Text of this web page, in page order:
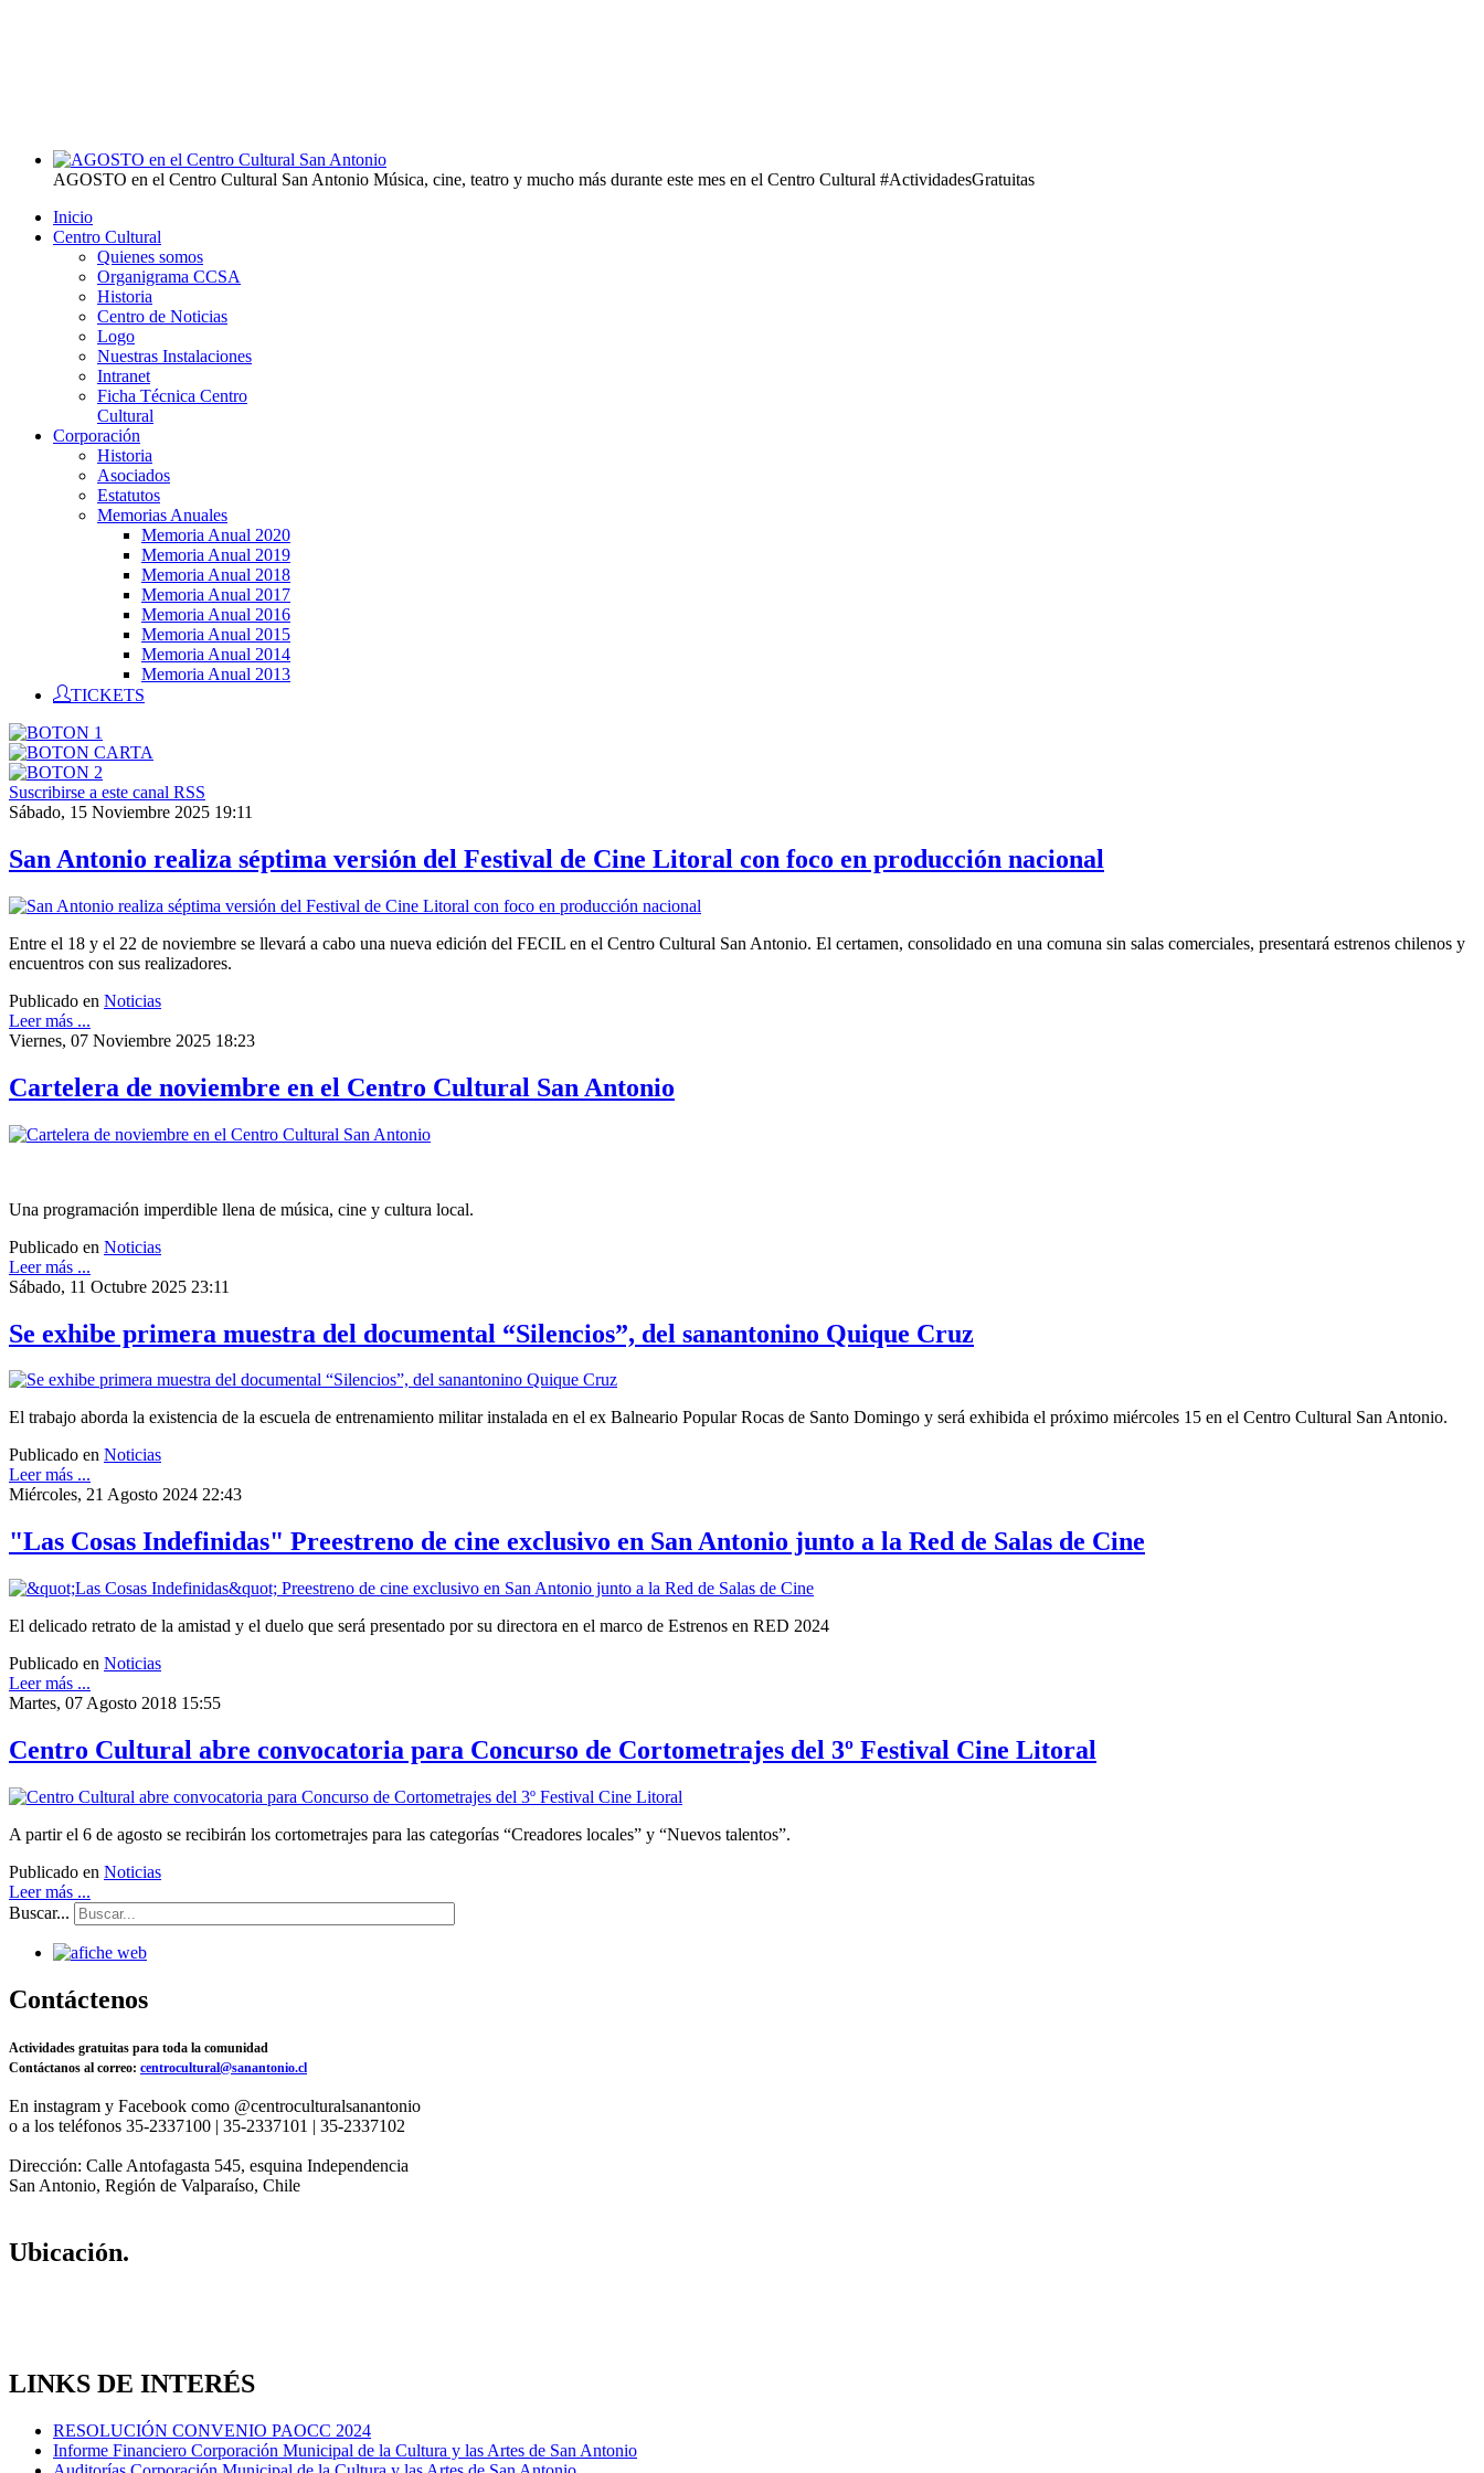
AGOSTO en el Centro Cultural San Antonio Música, cine, teatro y mucho más durante este mes en el Centro Cultural #ActividadesGratuitas
Inicio
Centro Cultural
Quienes somos
Organigrama CCSA
Historia
Centro de Noticias
Logo
Nuestras Instalaciones
Intranet
Ficha Técnica Centro
Cultural
Corporación
Historia
Asociados
Estatutos
Memorias Anuales
Memoria Anual 2020
Memoria Anual 2019
Memoria Anual 2018
Memoria Anual 2017
Memoria Anual 2016
Memoria Anual 2015
Memoria Anual 2014
Memoria Anual 2013
TICKETS
Suscribirse a este canal RSS
Sábado, 15 Noviembre 2025 19:11
San Antonio realiza séptima versión del Festival de Cine Litoral con foco en producción nacional
Entre el 18 y el 22 de noviembre se llevará a cabo una nueva edición del FECIL en el Centro Cultural San Antonio. El certamen, consolidado en una comuna sin salas comerciales, presentará estrenos chilenos y
encuentros con sus realizadores.
Publicado en Noticias
Leer más ...
Viernes, 07 Noviembre 2025 18:23
Cartelera de noviembre en el Centro Cultural San Antonio
Una programación imperdible llena de música, cine y cultura local.
Publicado en Noticias
Leer más ...
Sábado, 11 Octubre 2025 23:11
Se exhibe primera muestra del documental “Silencios”, del sanantonino Quique Cruz
El trabajo aborda la existencia de la escuela de entrenamiento militar instalada en el ex Balneario Popular Rocas de Santo Domingo y será exhibida el próximo miércoles 15 en el Centro Cultural San Antonio.
Publicado en Noticias
Leer más ...
Miércoles, 21 Agosto 2024 22:43
"Las Cosas Indefinidas" Preestreno de cine exclusivo en San Antonio junto a la Red de Salas de Cine
El delicado retrato de la amistad y el duelo que será presentado por su directora en el marco de Estrenos en RED 2024
Publicado en Noticias
Leer más ...
Martes, 07 Agosto 2018 15:55
Centro Cultural abre convocatoria para Concurso de Cortometrajes del 3º Festival Cine Litoral
A partir el 6 de agosto se recibirán los cortometrajes para las categorías “Creadores locales” y “Nuevos talentos”.
Publicado en Noticias
Leer más ...
Buscar...
Contáctenos
Actividades gratuitas para toda la comunidad
Contáctanos al correo: centrocultural@sanantonio.cl
En instagram y Facebook como @centroculturalsanantonio
o a los teléfonos 35-2337100 | 35-2337101 | 35-2337102
Dirección: Calle Antofagasta 545, esquina Independencia
San Antonio, Región de Valparaíso, Chile
Ubicación.
LINKS DE INTERÉS
RESOLUCIÓN CONVENIO PAOCC 2024
Informe Financiero Corporación Municipal de la Cultura y las Artes de San Antonio